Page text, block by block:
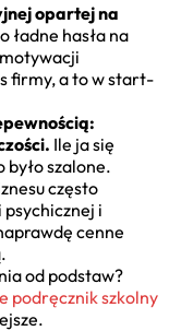
opartej na
ładne hasła na
firmy, a to w start-
Ile ja się
było szalone.
często
i
cenne
od podstaw?
podręcznik szkolny